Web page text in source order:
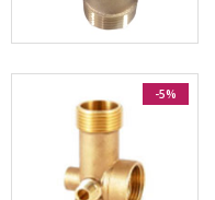
-5%